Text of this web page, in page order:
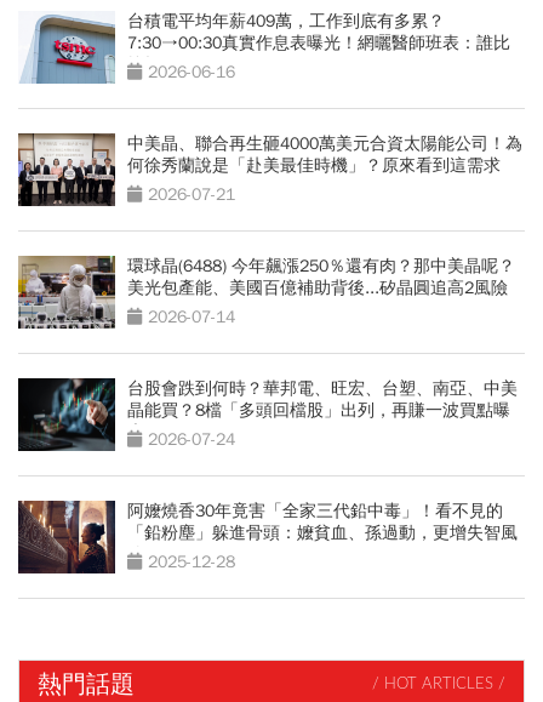
台積電平均年薪409萬，工作到底有多累？
7:30→00:30真實作息表曝光！網曬醫師班表：誰比
較操？
2026-06-16
中美晶、聯合再生砸4000萬美元合資太陽能公司！為
何徐秀蘭說是「赴美最佳時機」？原來看到這需求
2026-07-21
環球晶(6488) 今年飆漲250％還有肉？那中美晶呢？
美光包產能、美國百億補助背後...矽晶圓追高2風險
2026-07-14
台股會跌到何時？華邦電、旺宏、台塑、南亞、中美
晶能買？8檔「多頭回檔股」出列，再賺一波買點曝
光 2026-07-24
阿嬤燒香30年竟害「全家三代鉛中毒」！看不見的
「鉛粉塵」躲進骨頭：嬤貧血、孫過動，更增失智風
險 2025-12-28
熱門話題 / HOT ARTICLES /